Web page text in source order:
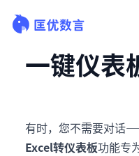
一键仪表
有时，您不需要对话
Excel转仪表板功能专